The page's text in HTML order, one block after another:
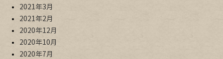
2021年3月
2021年2月
2020年12月
2020年10月
2020年7月